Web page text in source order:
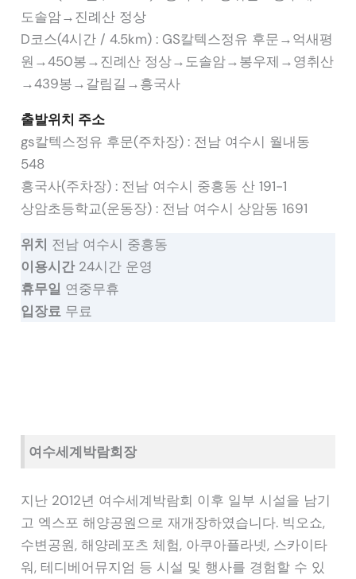
도솔암→진례산 정상
D코스(4시간 / 4.5km) : GS칼텍스정유 후문→억새평
원→450봉→진례산 정상→도솔암→봉우제→영취산
→439봉→갈림길→흥국사
출발위치 주소
gs칼텍스정유 후문(주차장) : 전남 여수시 월내동
548
흥국사(주차장) : 전남 여수시 중흥동 산 191-1
상암초등학교(운동장) : 전남 여수시 상암동 1691
위치 전남 여수시 중흥동
이용시간24시간 운영
휴무일 연중무휴
입장료 무료
여수세계박람회장
지난 2012년 여수세계박람회 이후 일부 시설을 남기
고 엑스포 해양공원으로 재개장하였습니다. 빅오쇼,
수변공원, 해양레포츠 체험, 아쿠아플라넷, 스카이타
워, 테디베어뮤지엄 등 시설 및 행사를 경험할 수 있